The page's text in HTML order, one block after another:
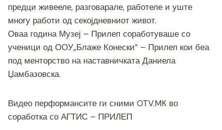
предци живееле, разговарале, работеле и уште
многу работи од секојдневниот живот.
Оваа година Музеј – Прилеп соработуваше со
ученици од ООУ„Блаже Конески“ – Прилеп кои беа
под менторство на наставничката Даниела
Џамбазовска.
Видео перформансите ги сними OTV.MK во
соработка со АГТИС – ПРИЛЕП